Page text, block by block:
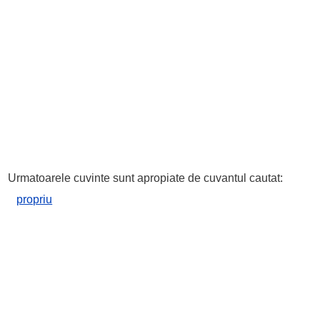
Urmatoarele cuvinte sunt apropiate de cuvantul cautat:
propriu